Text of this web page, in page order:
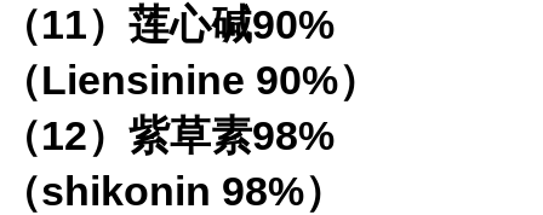
（11）莲心碱90%
（Liensinine 90%）
（12）紫草素98%
（shikonin 98%）